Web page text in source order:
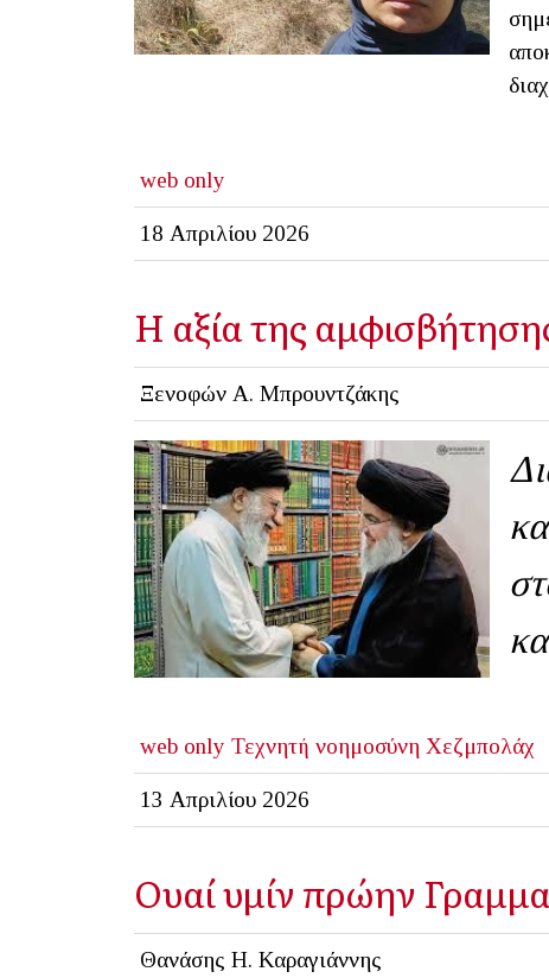
web only
18 Απριλίου 2026
Η αξία της
Ξενοφών Α. Μπρουντζάκης
web only Τεχνητή νοημοσύνη Χεζμπολάχ
13 Απριλίου 2026
Ουαί υμίν πρώην
Θανάσης Η. Καραγιάννης